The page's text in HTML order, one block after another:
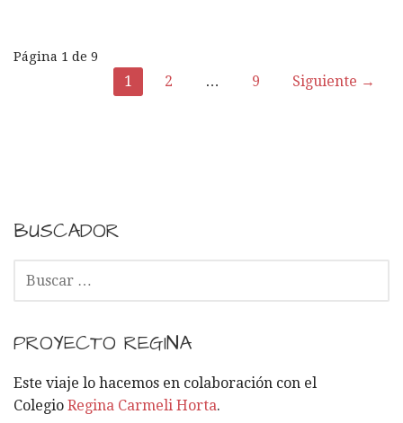
g
a
ó
Página 1 de 9
1 2 … 9 Siguiente →
BUSCADOR
C
A
R
:
PROYECTO REGINA
Este viaje lo hacemos en colaboración con el
Colegio Regina Carmeli Horta.